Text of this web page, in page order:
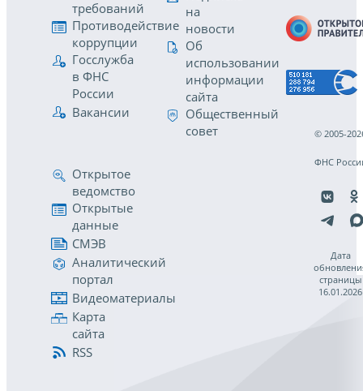
требований
Противодействие
коррупции
Госслужба
в ФНС
России
Вакансии
на
новости
Об
использовании
информации
сайта
Общественный
совет
Открытое
ведомство
Открытые
данные
СМЭВ
Аналитический
портал
Видеоматериалы
Карта
сайта
RSS
© 2005-
ФНС
Дата
страницы
16.01.2026